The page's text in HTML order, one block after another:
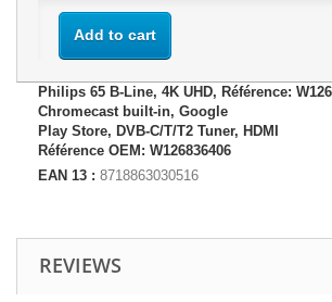
Add to cart
Philips 65 B-Line, 4K UHD, Référence:
Chromecast built-in, Google
Play Store, DVB-C/T/T2 Tuner, HDMI
Référence OEM: W126836406
EAN 13 : 8718863030516
REVIEWS